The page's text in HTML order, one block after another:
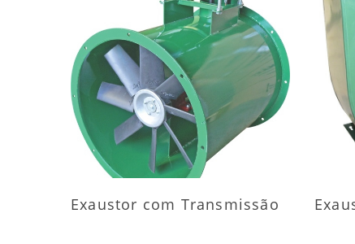
MAIS INFORMAÇÕES
Exaustor com Transmissão